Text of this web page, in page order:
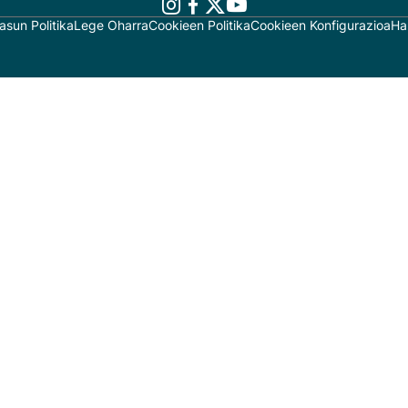
PolitikaLege OharraCookieen PolitikaCookieen Konfigurazioa